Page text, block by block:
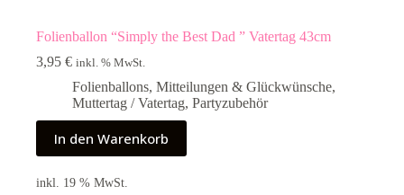
Folienballon “Simply the Best Dad ” Vatertag 43cm
3,95 € inkl. % MwSt.
Folienballons, Mitteilungen & Glückwünsche,
Muttertag / Vatertag, Partyzubehör
In den Warenkorb
inkl. 19 % MwSt.